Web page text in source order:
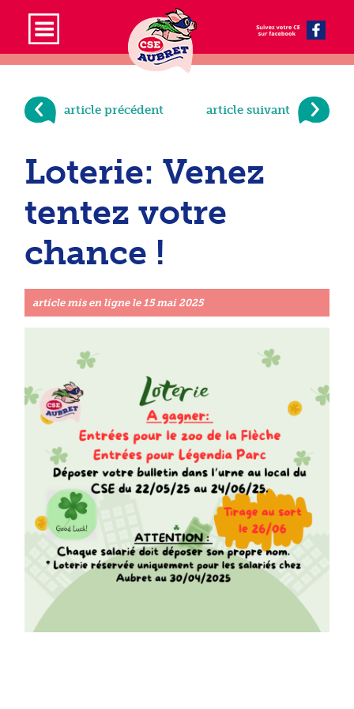
article précédent article suivant
Loterie: Venez
tentez votre
chance !
article mis en ligne le 15 mai 2025